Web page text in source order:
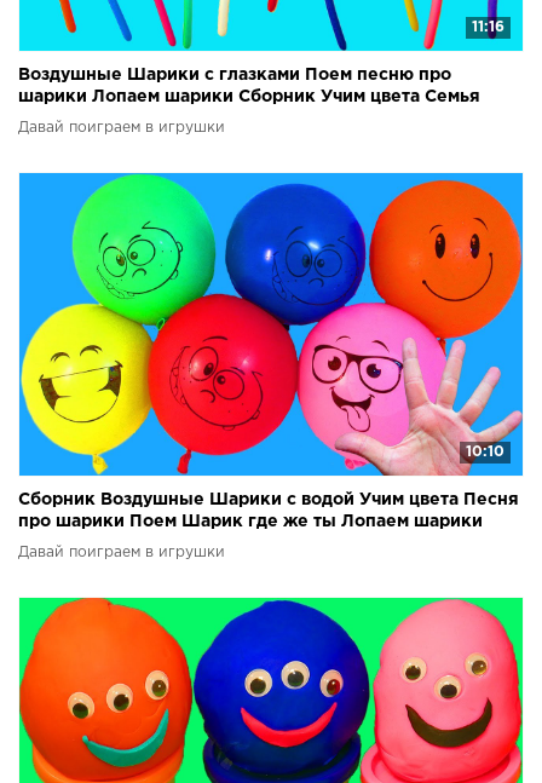
11:16
Воздушные Шарики с глазками Поем песню про
шарики Лопаем шарики Сборник Учим цвета Семья
пальчиков
Давай поиграем в игрушки
10:10
Сборник Воздушные Шарики с водой Учим цвета Песня
про шарики Поем Шарик где же ты Лопаем шарики
Давай поиграем в игрушки